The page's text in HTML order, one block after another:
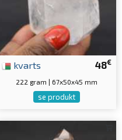
48€
kvarts
222 gram | 67x50x45 mm
se produkt